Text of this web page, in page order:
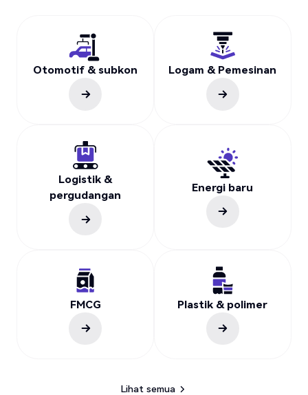
Otomotif & subkon Logam & Pemesinan
Logistik &
pergudangan
Energi baru
FMCG Plastik & polimer
Lihat semua